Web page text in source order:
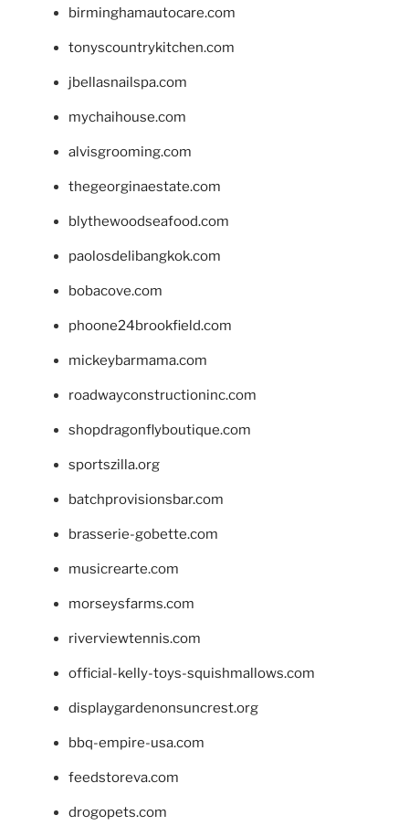
birminghamautocare.com
tonyscountrykitchen.com
jbellasnailspa.com
mychaihouse.com
alvisgrooming.com
thegeorginaestate.com
blythewoodseafood.com
paolosdelibangkok.com
bobacove.com
phoone24brookfield.com
mickeybarmama.com
roadwayconstructioninc.com
shopdragonflyboutique.com
sportszilla.org
batchprovisionsbar.com
brasserie-gobette.com
musicrearte.com
morseysfarms.com
riverviewtennis.com
official-kelly-toys-squishmallows.com
displaygardenonsuncrest.org
bbq-empire-usa.com
feedstoreva.com
drogopets.com